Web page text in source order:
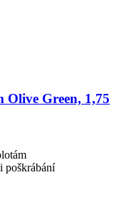
Olive Green, 1,75
poškrábání